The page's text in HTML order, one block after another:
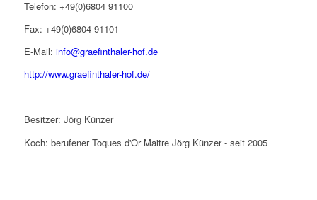
Telefon: +49(0)6804 91100
Fax: +49(0)6804 91101
E-Mail: info@graefinthaler-hof.de
http://www.graefinthaler-hof.de/
Besitzer: Jörg Künzer
Koch: berufener Toques d'Or Maitre Jörg Künzer - seit 2005